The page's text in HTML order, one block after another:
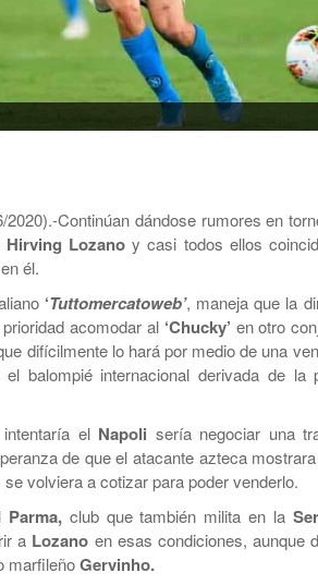
2020).-Continúan dándose rumores en
Hirving Lozanoy casi todos ellos
él.
‘Tuttomercatoweb’, maneja que la
acomodar al ‘Chucky’ en otro
difícilmente lo hará por medio de una
balompié internacional derivada de la
el Napoli sería negociar una
de que el atacante azteca
volviera a cotizar para poder venderlo.
Parma,club que también milita en la
a Lozano en esas condiciones, aunque
marfileñoGervinho.